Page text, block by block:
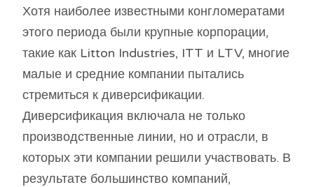
Хотя наиболее известными конгломератами
этого периода были крупные корпорации,
такие как Litton Industries, ITT и LTV, многие
малые и средние компании пытались
стремиться к диверсификации.
Диверсификация включала не только
производственные линии, но и отрасли, в
которых эти компании решили участвовать. В
результате большинство компаний,